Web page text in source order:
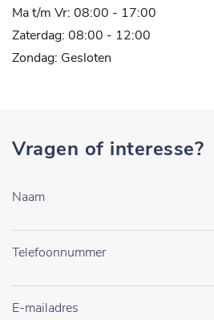
Ma t/m Vr: 08:00 - 17:00
Zaterdag: 08:00 - 12:00
Zondag: Gesloten
Vragen of interesse?